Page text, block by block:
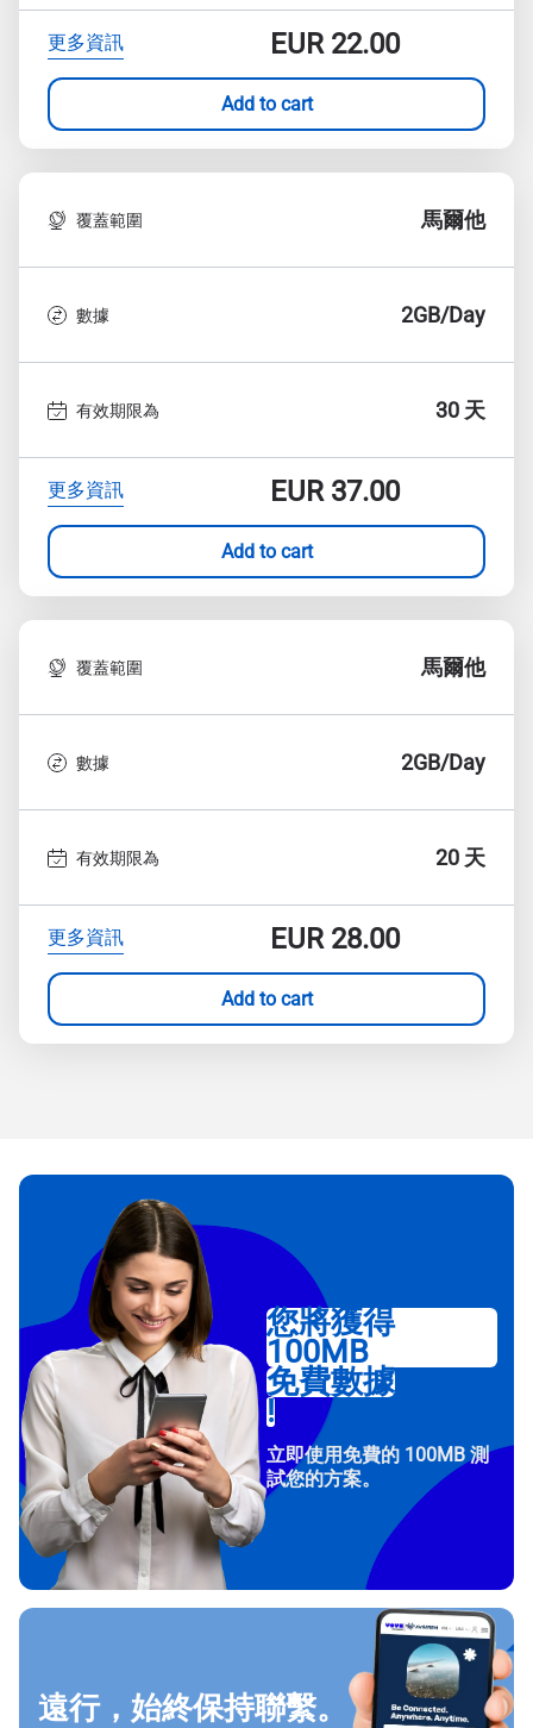
更多資訊 EUR22.00
Add to cart
覆蓋範圍 馬爾他
數據 2GB/Day
有效期限為 30 天
更多資訊 EUR37.00
Add to cart
覆蓋範圍 馬爾他
數據 2GB/Day
有效期限為 20 天
更多資訊 EUR28.00
Add to cart
您將獲得
100MB
免費數據
!
立即使用免費的 100MB 測
試您的方案。
遠行，始終保持聯繫。